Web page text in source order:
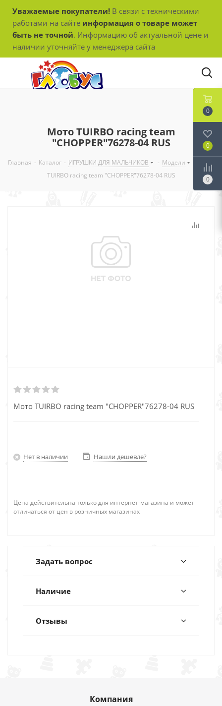
Уважаемые покупатели! В связи с техническими
работами на сайте информация о товаре может
быть не точной. Информацию об актуальной цене и
наличии уточняйте у менеджера сайта
Мото TUIRBO racing team
"CHOPPER"76278-04 RUS
Главная - Каталог - ИГРУШКИ ДЛЯ МАЛЬЧИКОВ - Модели
Мото
TUIRBO racing team "CHOPPER"76278-04 RUS
Мото TUIRBO racing team "CHOPPER"76278-04 RUS
Нет в наличии Нашли дешевле?
Цена действительна только для интернет-магазина и может
отличаться от цен в розничных магазинах
Задать вопрос
Наличие
Отзывы
Компания
0
0
0